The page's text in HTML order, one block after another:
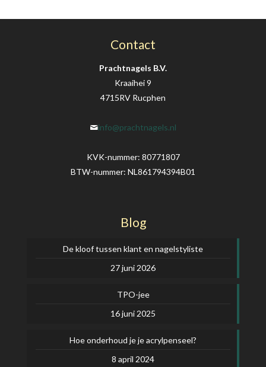
Contact
Prachtnagels B.V.
Kraaihei 9
4715RV Rucphen
info@prachtnagels.nl
KVK-nummer: 80771807
BTW-nummer: NL861794394B01
Blog
De kloof tussen klant en nagelstyliste
27 juni 2026
TPO-jee
16 juni 2025
Hoe onderhoud je je acrylpenseel?
8 april 2024